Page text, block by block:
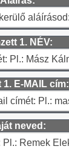
1. NÉV:
1. E-MAIL cím:
neved: